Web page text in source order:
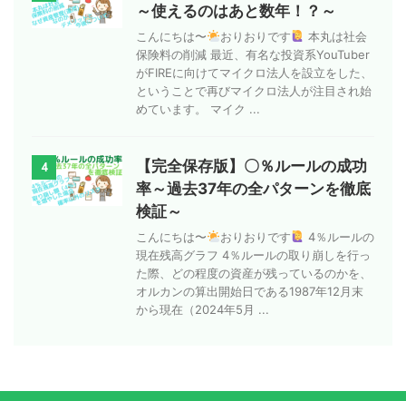
～使えるのはあと数年！？～
こんにちは〜 おりおりです
本丸は社会
保険料の削減 最近、有名な投資系YouTuber
がFIREに向けてマイクロ法人を設立をした、
ということで再びマイクロ法人が注目され始
めています。 マイク ...
4
【完全保存版】〇％ルールの成功
率～過去37年の全パターンを徹底
検証～
こんにちは〜 おりおりです
4％ルールの
現在残高グラフ 4％ルールの取り崩しを行っ
た際、どの程度の資産が残っているのかを、
オルカンの算出開始日である1987年12月末
から現在（2024年5月 ...